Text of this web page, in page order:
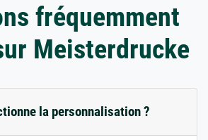
fréquemment
Meisterdrucke
la personnalisation ?